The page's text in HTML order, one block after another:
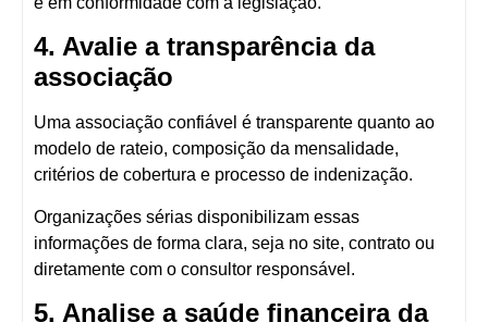
4. Avalie a transparência da
associação
Uma associação confiável é transparente quanto ao
modelo de rateio, composição da mensalidade,
critérios de cobertura e processo de indenização.
Organizações sérias disponibilizam essas
informações de forma clara, seja no site, contrato ou
diretamente com o consultor responsável.
5. Analise a saúde financeira da